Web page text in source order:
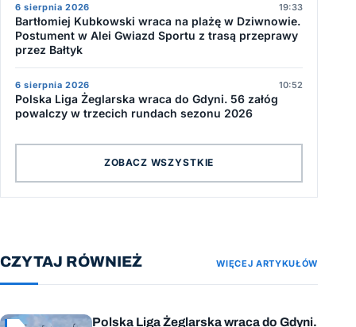
6 sierpnia 2026 19:33
Bartłomiej Kubkowski wraca na plażę w Dziwnowie.
Postument w Alei Gwiazd Sportu z trasą przeprawy
przez Bałtyk
6 sierpnia 2026 10:52
Polska Liga Żeglarska wraca do Gdyni. 56 załóg
powalczy w trzecich rundach sezonu 2026
ZOBACZ WSZYSTKIE
CZYTAJ RÓWNIEŻ WIĘCEJ ARTYKUŁÓW
Polska Liga Żeglarska wraca do Gdyni.